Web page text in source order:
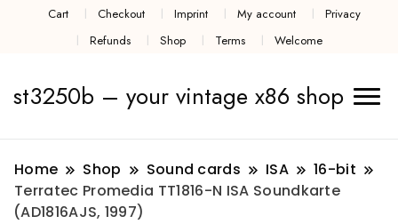
Cart Checkout Imprint My account
Privacy
Refunds
Shop Terms Welcome
st3250b – your vintage x86 shop
Home Shop Sound cards ISA
16-bit
Terratec Promedia TT1816-N ISA Soundkarte
(AD1816AJS, 1997)